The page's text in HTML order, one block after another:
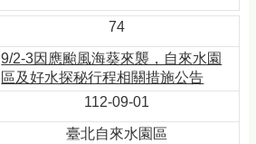
74
9/2-3因應颱風海葵來襲，自來水園
區及好水探秘行程相關措施公告
112-09-01
臺北自來水園區